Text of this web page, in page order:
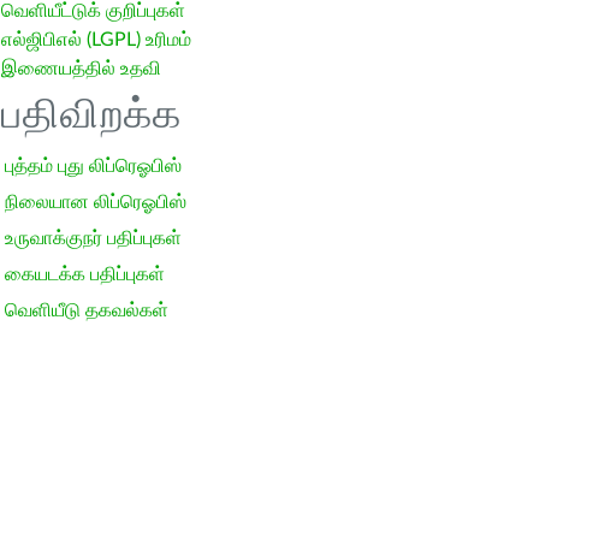
வெளியீட்டுக் குறிப்புகள்
எல்ஜிபிஎல் (LGPL) உரிமம்
இணையத்தில் உதவி
பதிவிறக்க
புத்தம் புது லிப்ரெஓபிஸ்
நிலையான லிப்ரெஓபிஸ்
உருவாக்குநர் பதிப்புகள்
கையடக்க பதிப்புகள்
வெளியீடு தகவல்கள்